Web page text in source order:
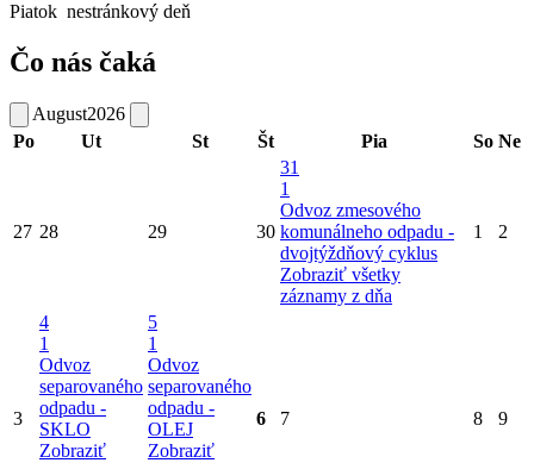
Piatok nestránkový deň
Čo nás čaká
August2026
Po
Ut St Št Pia So Ne
27 28 29 30
31
1
Odvoz zmesového
komunálneho odpadu -
dvojtýždňový cyklus
Zobraziť všetky
záznamy z dňa
1 2
3
4
1
Odvoz
separovaného
odpadu -
SKLO
Zobraziť
5
1
Odvoz
separovaného
odpadu -
OLEJ
Zobraziť
6 7 8 9